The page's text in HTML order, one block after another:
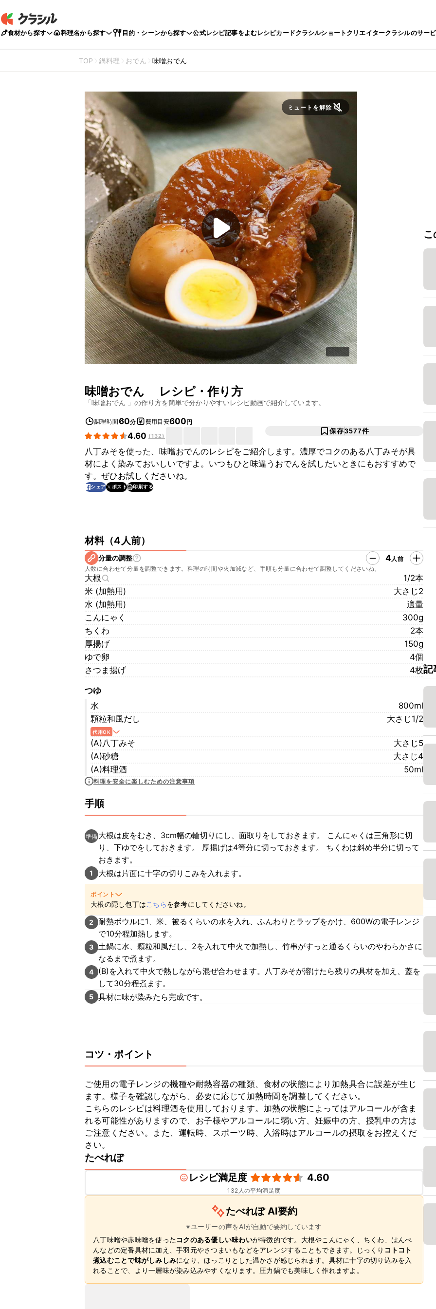
食材から探す 料理名から探す 目的・シーンから探す 公式レシピ記事をよむレシピカードクラシルショートクリエイタークラシルのサー
TOP 鍋料理 おでん 味噌おでん
ミュートを解除
味噌おでん レシピ・作り方
「味噌おでん 」の作り方を簡単で分かりやすいレシピ動画で紹介しています。
調理時間60分 費用目安600円
4.60 (132)
保存3577件
八丁みそを使った、味噌おでんのレシピをご紹介します。濃厚でコクのある八丁みそが具
材によく染みておいしいですよ。いつもひと味違うおでんを試したいときにもおすすめで
す。ぜひお試しくださいね。
シェア ポスト 印刷する
材料（4人前）
分量の調整 4人前
人数に合わせて分量を調整できます。料理の時間や火加減など、手順も分量に合わせて調整してくださいね。
大根
1/2本
米 (加熱用)
大さじ2
水 (加熱用)
適量
こんにゃく
300g
ちくわ
2本
厚揚げ
150g
ゆで卵
4個
さつま揚げ
4枚
つゆ
水
800ml
顆粒和風だし
大さじ1/2
代用OK
(A)八丁みそ
大さじ5
(A)砂糖
大さじ4
(A)料理酒
50ml
料理を安全に楽しむための注意事項
手順
準備 大根は皮をむき、3cm幅の輪切りにし、面取りをしておきます。 こんにゃくは三角形に切
り、下ゆでをしておきます。 厚揚げは4等分に切っておきます。 ちくわは斜め半分に切って
おきます。
1 大根は片面に十字の切りこみを入れます。
ポイント
大根の隠し包丁はこちらを参考にしてくださいね。
2
耐熱ボウルに1、米、被るくらいの水を入れ、ふんわりとラップをかけ、600Wの電子レンジ
で10分程加熱します。
3 土鍋に水、顆粒和風だし、2を入れて中火で加熱し、竹串がすっと通るくらいのやわらかさに
なるまで煮ます。
4
(B)を入れて中火で熱しながら混ぜ合わせます。八丁みそが溶けたら残りの具材を加え、蓋を
して30分程煮ます。
5 具材に味が染みたら完成です。
コツ・ポイント
ご使用の電子レンジの機種や耐熱容器の種類、食材の状態により加熱具合に誤差が生じ
ます。様子を確認しながら、必要に応じて加熱時間を調整してください。
こちらのレシピは料理酒を使用しております。加熱の状態によってはアルコールが含ま
れる可能性がありますので、お子様やアルコールに弱い方、妊娠中の方、授乳中の方は
ご注意ください。また、運転時、スポーツ時、入浴時はアルコールの摂取をお控えくだ
さい。
たべれぽ
レシピ満足度
4.60
132 人の平均満足度
たべれぽ AI要約
※ユーザーの声をAIが自動で要約しています
八丁味噌や赤味噌を使ったコクのある優しい味わいが特徴的です。大根やこんにゃく、ちくわ、はんぺ
んなどの定番具材に加え、手羽元やさつまいもなどをアレンジすることもできます。じっくり コトコト
煮込むことで味がしみしみになり、ほっこりとした温かさが感じられます。具材に十字の切り込みを入
れることで、より一層味が染み込みやすくなります。圧力鍋でも美味しく作れますよ。
記